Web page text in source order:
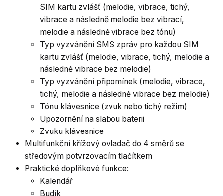
SIM kartu zvlášť (melodie, vibrace, tichý,
vibrace a následně melodie bez vibrací,
melodie a následně vibrace bez tónu)
Typ vyzvánění SMS zpráv pro každou SIM
kartu zvlášť (melodie, vibrace, tichý, melodie a
následně vibrace bez melodie)
Typ vyzvánění připomínek (melodie, vibrace,
tichý, melodie a následně vibrace bez melodie)
Tónu klávesnice (zvuk nebo tichý režim)
Upozornění na slabou baterii
Zvuku klávesnice
Multifunkční křížový ovladač do 4 směrů se
středovým potvrzovacím tlačítkem
Praktické doplňkové funkce:
Kalendář
Budík